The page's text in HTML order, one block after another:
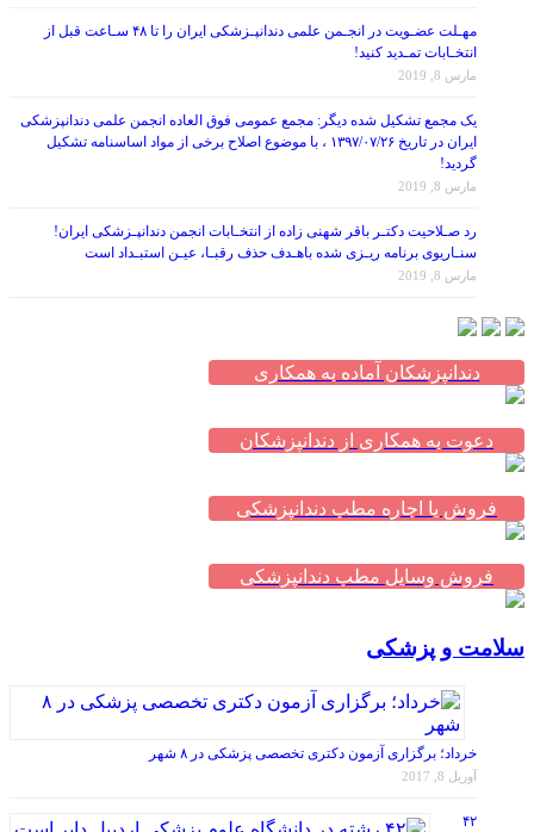
مهـلت عضـویت در انجـمن علمی دندانپـزشکی ایران را تا ۴۸ سـاعت قبل از
انتخـابات تمـدید کنید!
مارس 8, 2019
یک مجمع تشکیل شده دیگر: مجمع عمومی فوق العاده انجمن علمی دندانپزشکی
ایران در تاریخ ۱۳۹۷/۰۷/۲۶ ، با موضوع اصلاح برخی از مواد اساسنامه تشکیل
گردید!
مارس 8, 2019
رد صـلاحیت دکتـر باقر شهنی زاده از انتخـابات انجمن دندانپـزشکی ایران!
سنـاریوی برنامه ریـزی شده باهـدف حذف رقبـا، عیـن استبـداد است
مارس 8, 2019
دندانپزشکان آماده به همکاری
دعوت به همکاری از دندانپزشکان
فروش یا اجاره مطب دندانپزشکی
فروش وسایل مطب دندانپزشکی
سلامت و پزشکی
خرداد؛ برگزاری آزمون دکتری تخصصی پزشکی در ۸ شهر
آوریل 8, 2017
۴۲